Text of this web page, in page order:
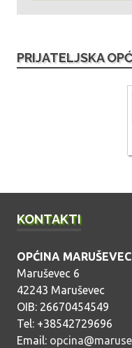
v
PRIJATELJSKA
KONTAKTI
OPĆINA MARUŠEVEC
Maruševec 6
42243 Maruševec
OIB: 26670454549
Tel: +38542729696
Email: